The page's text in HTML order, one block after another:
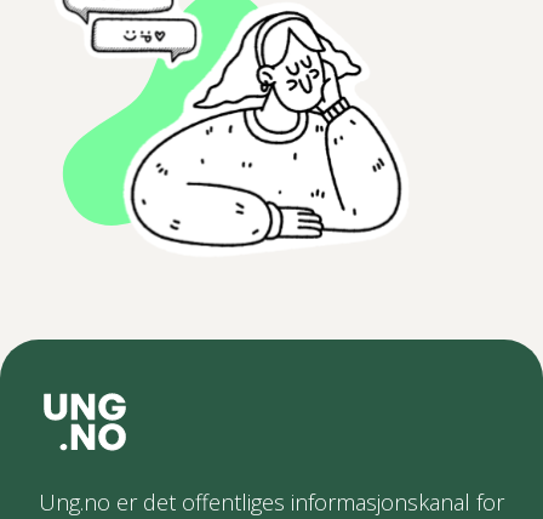
Ung.no er det offentliges informasjonskanal for